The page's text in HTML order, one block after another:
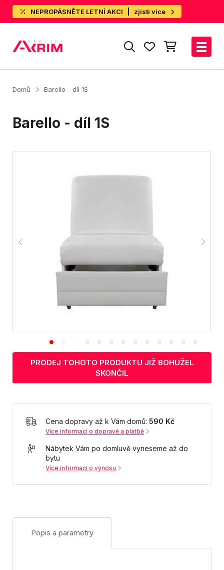
NEPROPÁSNĚTE LETNÍ AKCI zjisti více
Domů Barello - díl 1S
Barello - díl 1S
PRODEJ TOHOTO PRODUKTU JIŽ BOHUŽEL
SKONČIL
Cena dopravy až k Vám domů: 590 Kč
Více informací o dopravě a platbě
Nábytek Vám po domluvě vyneseme až do
bytu
Více informací o výnosu
Popis a parametry